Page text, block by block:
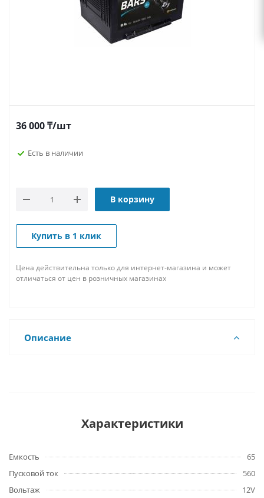
36 000₸/шт
Есть в наличии
В корзину
Купить в 1 клик
Цена действительна только для интернет-магазина и может
отличаться от цен в розничных магазинах
Описание
Характеристики
Емкость
65
Пусковой ток
560
Вольтаж
12V